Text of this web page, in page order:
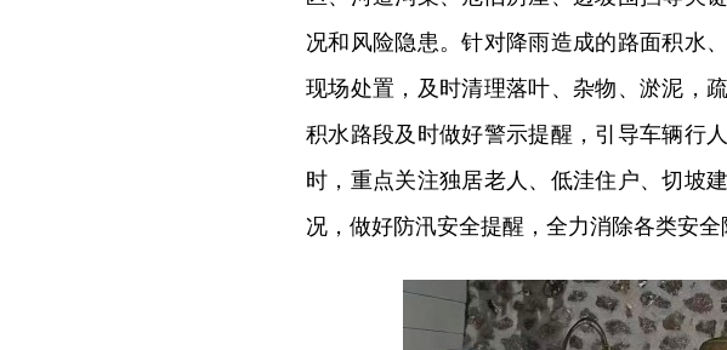
况和风险隐患。针对降雨造成的路面积水
现场处置，及时清理落叶、杂物、淤泥，
积水路段及时做好警示提醒，引导车辆行
时，重点关注独居老人、低洼住户、切坡
况，做好防汛安全提醒，全力消除各类安全